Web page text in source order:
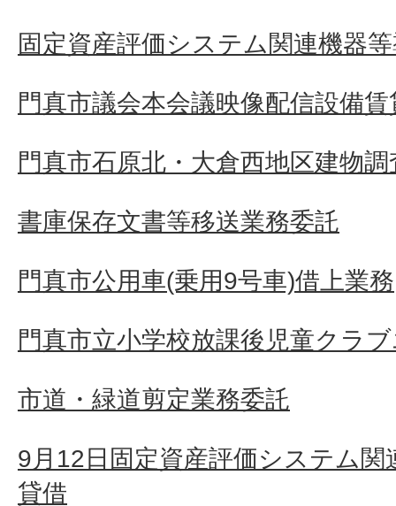
固定資産評価システム関連機器
門真市議会本会議映像配信設備
門真市石原北・大倉西地区建物
書庫保存文書等移送業務委託
門真市公用車(乗用9号車)借上業務
門真市立小学校放課後児童クラ
市道・緑道剪定業務委託
9月12日固定資産評価システム関
貸借